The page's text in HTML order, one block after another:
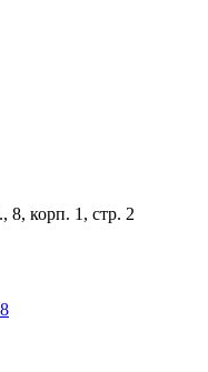
8, корп. 1, стр. 2